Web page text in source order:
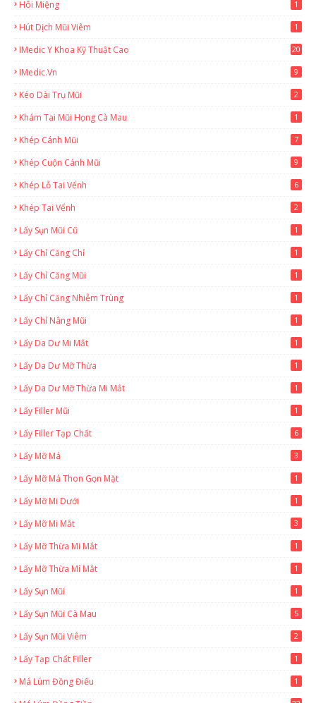
Hôi Miệng 1
Hút Dịch Mũi Viêm 1
IMedic Y Khoa Kỹ Thuật Cao
20
IMedic.vn 9
Kéo Dài Trụ Mũi 2
Khám Tai Mũi Họng Cà Mau 1
Khép Cánh Mũi 7
Khép Cuộn Cánh Mũi 9
Khép Lỗ Tai Vểnh 6
Khép Tai Vểnh 2
Lấy Sụn Mũi Cũ 1
Lấy Chỉ Căng Chỉ 1
Lấy Chỉ Căng Mũi 1
Lấy Chỉ Căng Nhiễm Trùng 1
Lấy Chỉ Nâng Mũi 1
Lấy Da Dư Mi Mắt 1
Lấy Da Dư Mỡ Thừa 1
Lấy Da Dư Mỡ Thừa Mi Mắt 1
Lấy Filler Mũi 1
Lấy Filler Tạp Chất 6
Lấy Mỡ Má 3
Lấy Mỡ Má Thon Gọn Mặt 1
Lấy Mỡ Mi Dưới 1
Lấy Mỡ Mi Mắt 3
Lấy Mỡ Thừa Mi Mắt 1
Lấy Mỡ Thừa Mí Mắt 1
Lấy Sụn Mũi 1
Lấy Sụn Mũi Cà Mau 5
Lấy Sụn Mũi Viêm 2
Lấy Tạp Chất Filler 1
Má Lúm Đồng Điếu 1